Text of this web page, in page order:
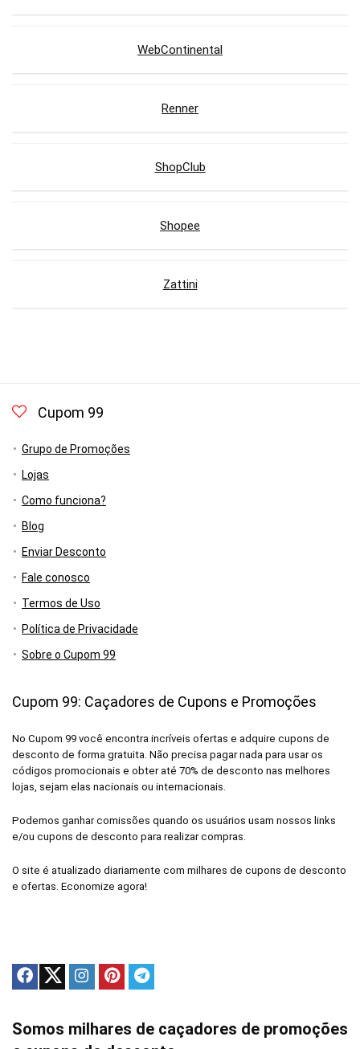
WebContinental
Renner
ShopClub
Shopee
Zattini
Cupom 99
Grupo de Promoções
Lojas
Como funciona?
Blog
Enviar Desconto
Fale conosco
Termos de Uso
Política de Privacidade
Sobre o Cupom 99
Cupom 99: Caçadores de Cupons e Promoções
No Cupom 99 você encontra incríveis ofertas e adquire cupons de
desconto de forma gratuita. Não precisa pagar nada para usar os
códigos promocionais e obter até 70% de desconto nas melhores
lojas, sejam elas nacionais ou internacionais.
Podemos ganhar comissões quando os usuários usam nossos links
e/ou cupons de desconto para realizar compras.
O site é atualizado diariamente com milhares de cupons de desconto
e ofertas. Economize agora!
Somos milhares de caçadores de promoções